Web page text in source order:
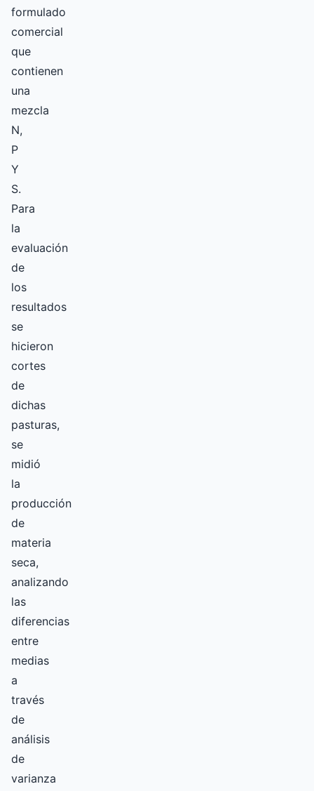
formulado
comercial
que
contienen
una
mezcla
N,
P
Y
S.
Para
la
evaluación
de
los
resultados
se
hicieron
cortes
de
dichas
pasturas,
se
midió
la
producción
de
materia
seca,
analizando
las
diferencias
entre
medias
a
través
de
análisis
de
varianza